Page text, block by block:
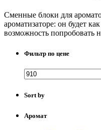
Сменные блоки для
ароматизаторе: он будет
возможность попробовать
Фильтр по цене
Sort by
Аромат